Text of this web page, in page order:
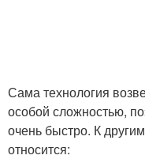
Вентиляции в
многоэтажных
Сама технология
особой сложностью,
очень быстро. К
относится: